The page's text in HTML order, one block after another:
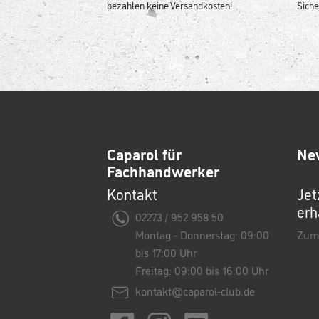
bezahlen keine Versandkosten!
Caparol für
Fachhandwerker
Kontakt
02273 / 952 958 50
Montag - Donnerstag: 09:00
bis 17:00 Uhr
Freitag: 09:00 bis 16:00 Uhr
kontakt@caparol-club.de